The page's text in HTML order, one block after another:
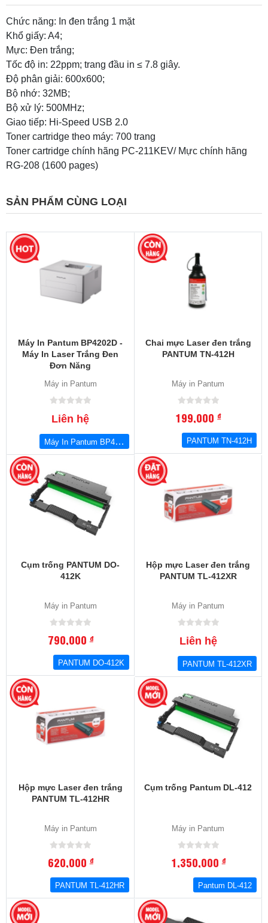
Chức năng: In đen trắng 1 mặt
Khổ giấy: A4;
Mực: Đen trắng;
Tốc độ in: 22ppm; trang đầu in ≤ 7.8 giây.
Độ phân giải: 600x600;
Bộ nhớ: 32MB;
Bộ xử lý: 500MHz;
Giao tiếp: Hi-Speed USB 2.0
Toner cartridge theo máy: 700 trang
Toner cartridge chính hãng PC-211KEV/ Mực chính hãng
RG-208 (1600 pages)
SẢN PHẨM CÙNG LOẠI
Máy In Pantum BP4202D -
Máy In Laser Trắng Đen
Đơn Năng
Máy in Pantum
Liên hệ
Máy In Pantum BP4202D
Chai mực Laser đen trắng
PANTUM TN-412H
Máy in Pantum
199,000đ
PANTUM TN-412H
Cụm trống PANTUM DO-
412K
Máy in Pantum
790,000đ
PANTUM DO-412K
Hộp mực Laser đen trắng
PANTUM TL-412XR
Máy in Pantum
Liên hệ
PANTUM TL-412XR
Hộp mực Laser đen trắng
PANTUM TL-412HR
Máy in Pantum
620,000đ
PANTUM TL-412HR
Cụm trống Pantum DL-412
Máy in Pantum
1,350,000đ
Pantum DL-412